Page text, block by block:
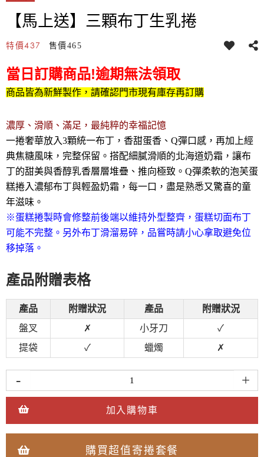
【馬上送】三顆布丁生乳捲
特價437 售價 465
當日訂購商品!逾期無法領取
商品皆為新鮮製作，請確認門市現有庫存再訂購
濃厚、滑順、滿足，最純粹的幸福記憶
一捲奢華放入3顆統一布丁，香甜蛋香、Q彈口感，再加上經
典焦糖風味，完整保留。搭配細膩滑順的北海道奶霜，讓布
丁的甜美與香醇乳香層層堆疊、推向極致。Q彈柔軟的泡芙蛋
糕捲入濃郁布丁與輕盈奶霜，每一口，盡是熟悉又驚喜的童
年滋味。
※蛋糕捲製時會修整前後端以維持外型整齊，蛋糕切面布丁
可能不完整。另外布丁滑溜易碎，品嘗時請小心拿取避免位
移掉落。
產品附贈表格
產品 附贈狀況 產品
附贈狀況
盤叉
✗ 小牙刀
✓
提袋
✓ 蠟燭 ✗
- +
加入購物車
購買超值寄捲套餐